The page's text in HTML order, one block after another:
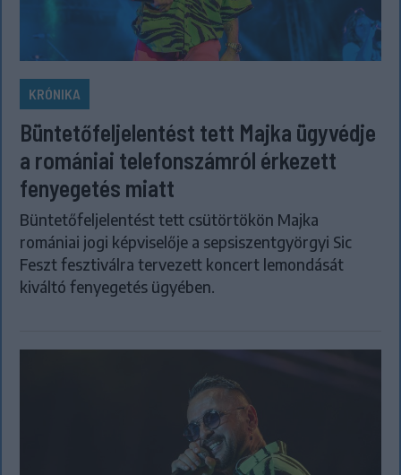
KRÓNIKA
Büntetőfeljelentést tett Majka ügyvédje
a romániai telefonszámról érkezett
fenyegetés miatt
Büntetőfeljelentést tett csütörtökön Majka
romániai jogi képviselője a sepsiszentgyörgyi Sic
Feszt fesztiválra tervezett koncert lemondását
kiváltó fenyegetés ügyében.